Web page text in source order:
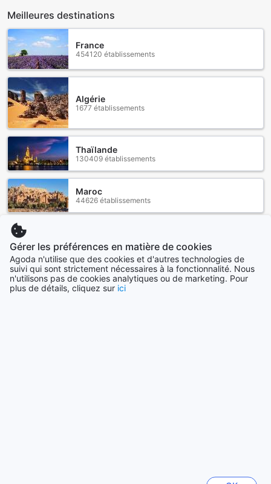
Meilleures destinations
France
454120 établissements
Algérie
1677 établissements
Thaïlande
130409 établissements
Maroc
44626 établissements
34881 établissements
Voir plus
Gérer les préférences en matière de cookies
Agoda n'utilise que des cookies et d'autres technologies de
suivi qui sont strictement nécessaires à la fonctionnalité. Nous
n'utilisons pas de cookies analytiques ou de marketing. Pour
plus de détails, cliquez sur ici